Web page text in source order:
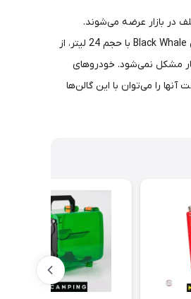
در بازار عرضه می‌شوند.
گالن‌های پلاستیکی از بهترین و ارزان‌ترین گزینه‌ها برای حمل و نگهداری سوخت هستند و از تنوع بالایی در نمونه‌های تولید داخل و نمونه‌های وارادتی برخوردارند. گالن پلاستیکی Black Whale با حجم 24 لیتر، از
مشکل نمی‌شود. خودروهای
را می‌توان با این گالن‌ها